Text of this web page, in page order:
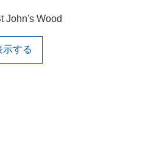
John's Wood
示する